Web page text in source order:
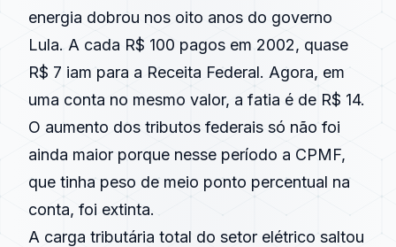
energia dobrou nos oito anos do governo
Lula. A cada R$ 100 pagos em 2002, quase
R$ 7 iam para a Receita Federal. Agora, em
uma conta no mesmo valor, a fatia é de R$ 14.
O aumento dos tributos federais só não foi
ainda maior porque nesse período a CPMF,
que tinha peso de meio ponto percentual na
conta, foi extinta.
A carga tributária total do setor elétrico saltou